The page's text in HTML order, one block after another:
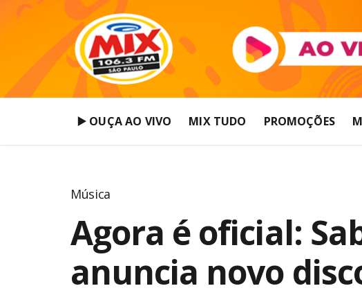
▶️ OUÇA AO VIVO MIX TUDO PROMOÇÕES
Música
Agora é oficial:
anuncia novo